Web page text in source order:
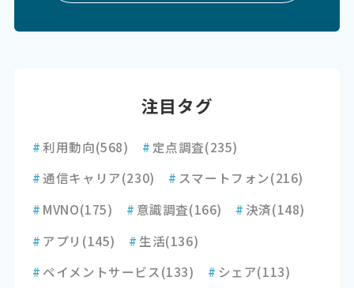
注目タグ
#利用動向(568) # 定点調査(235)
#通信キャリア(230) # スマートフォン(216)
# MVNO(175) # 意識調査(166) # 決済(148)
# アプリ (145) # 生活(136)
# ペイメントサービス(133) # シェア(113)